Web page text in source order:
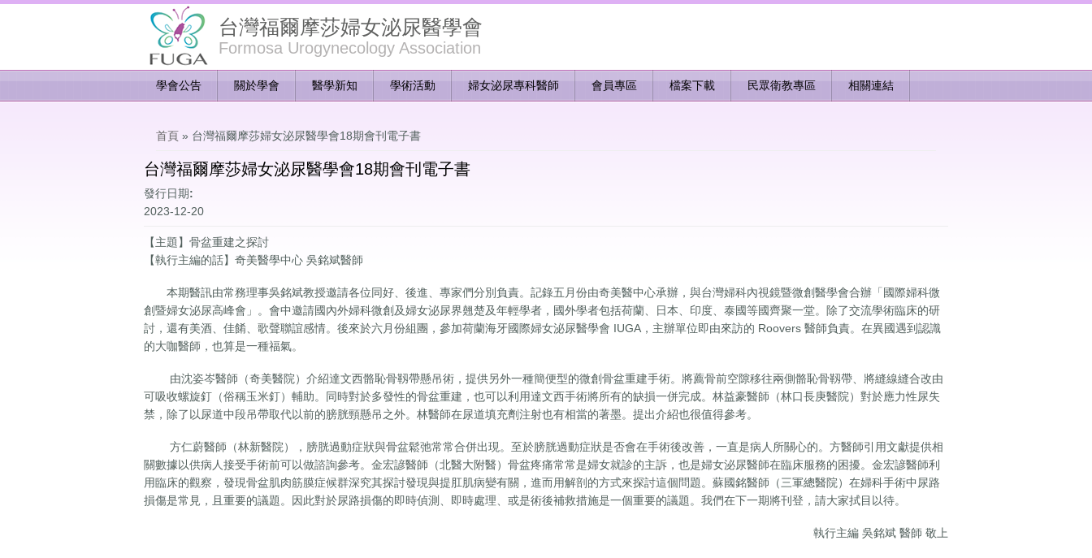
台灣福爾摩莎婦女泌尿醫學會
Formosa Urogynecology Association
學會公告 關於學會 醫學新知 學術活動 婦女泌尿專科醫師 會員專區 檔案下載 民眾衛教專區 相關連結
首頁 » 台灣福爾摩莎婦女泌尿醫學會18期會刊電子書
台灣福爾摩莎婦女泌尿醫學會18期會刊電子書
發行日期:
2023-12-20
【主題】骨盆重建之探討
【執行主編的話】奇美醫學中心 吳銘斌醫師
本期醫訊由常務理事吳銘斌教授邀請各位同好、後進、專家們分別負責。記錄五月份由奇美醫中心承辦，與台灣婦科內視鏡暨微創醫學會合辦「國際婦科微
創暨婦女泌尿高峰會」。會中邀請國內外婦科微創及婦女泌尿界翹楚及年輕學者，國外學者包括荷蘭、日本、印度、泰國等國齊聚一堂。除了交流學術臨床的研
討，還有美酒、佳餚、歌聲聯誼感情。後來於六月份組團，參加荷蘭海牙國際婦女泌尿醫學會 IUGA，主辦單位即由來訪的 Roovers 醫師負責。在異國遇到認識
的大咖醫師，也算是一種福氣。
由沈姿岑醫師（奇美醫院）介紹達文西骼恥骨靱帶懸吊術，提供另外一種簡便型的微創骨盆重建手術。將薦骨前空隙移往兩側骼恥骨靱帶、將縫線縫合改由
可吸收螺旋釘（俗稱玉米釘）輔助。同時對於多發性的骨盆重建，也可以利用達文西手術將所有的缺損一併完成。林益豪醫師（林口長庚醫院）對於應力性尿失
禁，除了以尿道中段吊帶取代以前的膀胱頸懸吊之外。林醫師在尿道填充劑注射也有相當的著墨。提出介紹也很值得參考。
方仁蔚醫師（林新醫院），膀胱過動症狀與骨盆鬆弛常常合併出現。至於膀胱過動症狀是否會在手術後改善，一直是病人所關心的。方醫師引用文獻提供相
關數據以供病人接受手術前可以做諮詢參考。金宏諺醫師（北醫大附醫）骨盆疼痛常常是婦女就診的主訴，也是婦女泌尿醫師在臨床服務的困擾。金宏諺醫師利
用臨床的觀察，發現骨盆肌肉筋膜症候群深究其探討發現與提肛肌病變有關，進而用解剖的方式來探討這個問題。蘇國銘醫師（三軍總醫院）在婦科手術中尿路
損傷是常見，且重要的議題。因此對於尿路損傷的即時偵測、即時處理、或是術後補救措施是一個重要的議題。我們在下一期將刊登，請大家拭目以待。
執行主編 吳銘斌 醫師 敬上